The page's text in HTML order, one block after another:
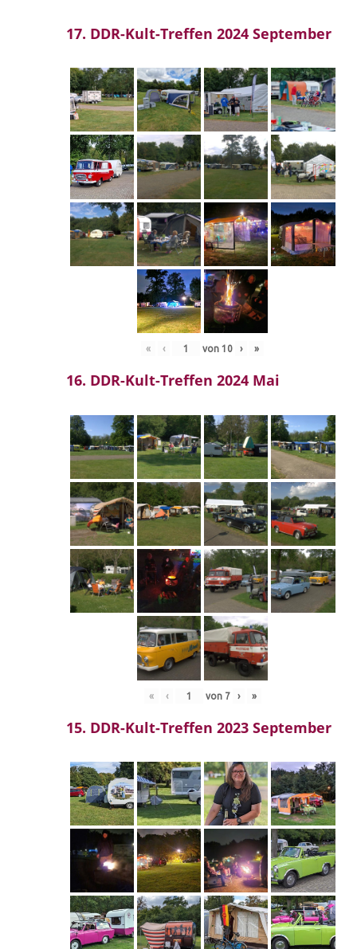
17. DDR-Kult-Treffen 2024 September
« ‹ von 10 › »
16. DDR-Kult-Treffen 2024 Mai
« ‹ von 7 › »
15. DDR-Kult-Treffen 2023 September